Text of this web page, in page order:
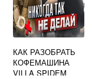
КАК РАЗОБРАТЬ
КОФЕМАШИНА
VILLA SPIDEM